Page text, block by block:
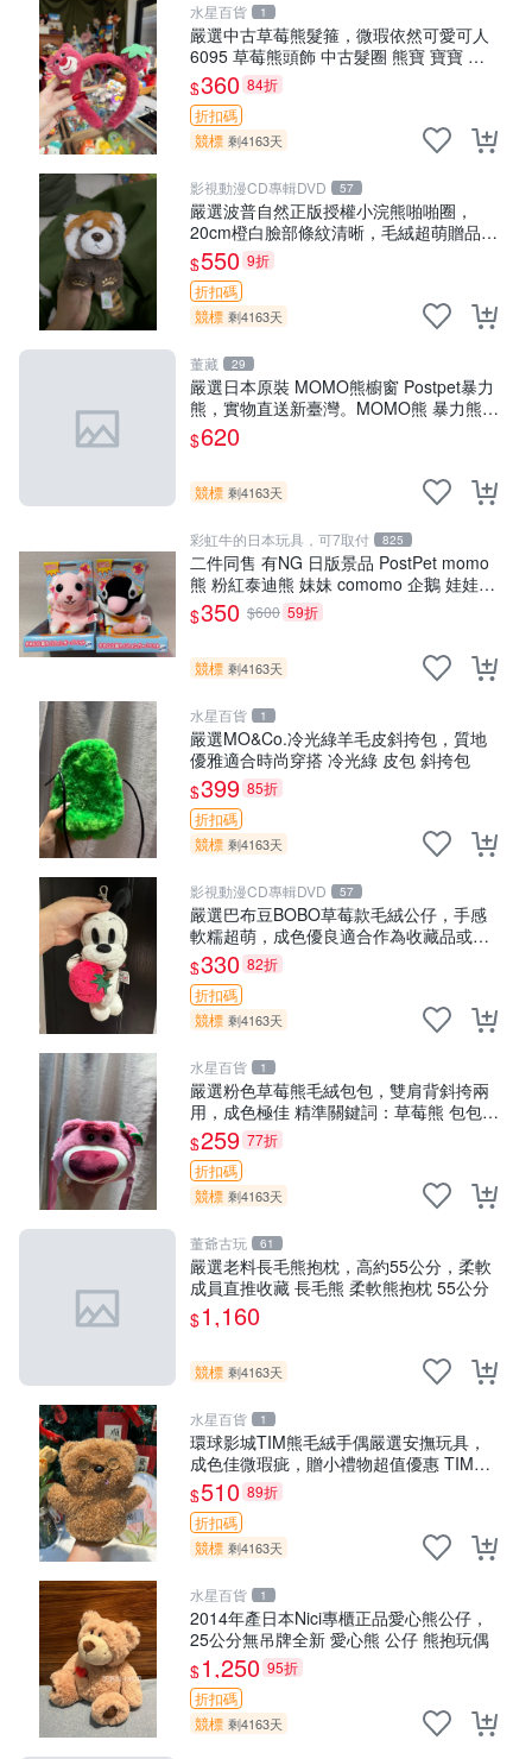
水星百貨 1
嚴選中古草莓熊髮箍，微瑕依然可愛可人
6095 草莓熊頭飾 中古髮圈 熊寶 寶寶 娃
娃熊髮箍 中古收藏 玩具髮夾
$360 84折
折扣碼
競標 剩4163天
影視動漫CD專輯DVD 57
嚴選波普自然正版授權小浣熊啪啪圈，
20cm橙白臉部條紋清晰，毛絨超萌贈品推
薦。 小浣熊 波普 圈環
$550 9折
折扣碼
競標 剩4163天
董藏 29
嚴選日本原裝 MOMO熊櫥窗 Postpet暴力
熊，實物直送新臺灣。MOMO熊 暴力熊
熊貓櫥窗
$620
競標 剩4163天
彩虹牛的日本玩具，可7取付 825
二件同售 有NG 日版景品 PostPet momo
熊 粉紅泰迪熊 妹妹 comomo 企鵝 娃娃
布偶 手指頭 娃娃
$350 $600 59折
競標 剩4163天
水星百貨 1
嚴選MO&Co.冷光綠羊毛皮斜挎包，質地
優雅適合時尚穿搭 冷光綠 皮包 斜挎包
$399 85折
折扣碼
競標 剩4163天
影視動漫CD專輯DVD 57
嚴選巴布豆BOBO草莓款毛絨公仔，手感
軟糯超萌，成色優良適合作為收藏品或包
包配飾。可視頻確認詳情。 巴布豆 BOBO
草莓 毛絨公仔 收藏 包配飾
$330 82折
折扣碼
競標 剩4163天
水星百貨 1
嚴選粉色草莓熊毛絨包包，雙肩背斜挎兩
用，成色極佳 精準關鍵詞：草莓熊 包包
毛絨
$259 77折
折扣碼
競標 剩4163天
董爺古玩 61
嚴選老料長毛熊抱枕，高約55公分，柔軟
成員直推收藏 長毛熊 柔軟熊抱枕 55公分
$1,160
競標 剩4163天
水星百貨 1
環球影城TIM熊毛絨手偶嚴選安撫玩具，
成色佳微瑕疵，贈小禮物超值優惠 TIM熊
毛絨手偶 安撫 toy 嚴選
$510 89折
折扣碼
競標 剩4163天
水星百貨 1
2014年產日本Nici專櫃正品愛心熊公仔，
25公分無吊牌全新 愛心熊 公仔 熊抱玩偶
$1,250 95折
折扣碼
競標 剩4163天